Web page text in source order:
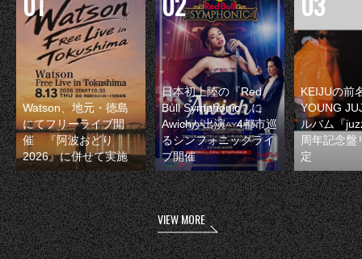
Watson、地元・徳島
にてフリーライブ開
催 『阿波おどり
2026』に併せて実施
日本初上陸の『Red
Bull Symphonic』に
Awichが出演 4都市巡
るシンフォニックライ
ブ開催
KEIJUの前
YOUNG
ルバム『
周年記念盤
定
VIEW MORE